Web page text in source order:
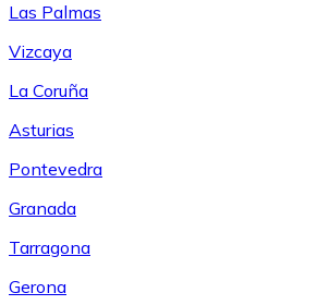
Las Palmas
Vizcaya
La Coruña
Asturias
Pontevedra
Granada
Tarragona
Gerona